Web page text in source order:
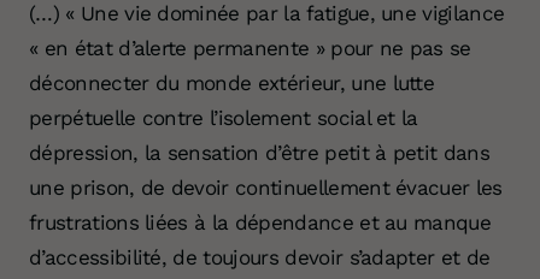
(…) « Une vie dominée par la fatigue, une vigilance
« en état d’alerte permanente » pour ne pas se
déconnecter du monde extérieur, une lutte
perpétuelle contre l’isolement social et la
dépression, la sensation d’être petit à petit dans
une prison, de devoir continuellement évacuer les
frustrations liées à la dépendance et au manque
d’accessibilité, de toujours devoir s’adapter et de